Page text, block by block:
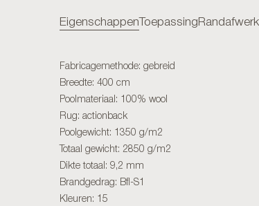
Eigenschappen Toepassing
Fabricagemethode: gebreid
Breedte: 400 cm
Poolmateriaal: 100% wool
Rug: actionback
Poolgewicht: 1350 g/m2
Totaal gewicht: 2850 g/m2
Dikte totaal: 9,2 mm
Brandgedrag: Bfl-S1
Kleuren: 15